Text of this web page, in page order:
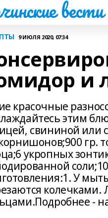
вести
9 ИЮЛЯ 2020, 07:34
и
красочные
этим
свининой или
гр.
укропных
У
колечками.
-